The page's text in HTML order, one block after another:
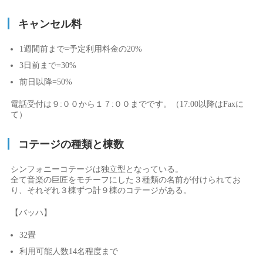
キャンセル料
1週間前まで=予定利用料金の20%
3日前まで=30%
前日以降=50%
電話受付は９:００から１７:００までです。（17:00以降はFaxに
て）
コテージの種類と棟数
シンフォニーコテージは独立型となっている。
全て音楽の巨匠をモチーフにした３種類の名前が付けられてお
り、それぞれ３棟ずつ計９棟のコテージがある。
【バッハ】
32畳
利用可能人数14名程度まで